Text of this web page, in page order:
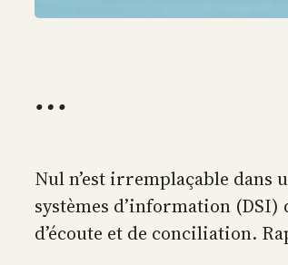
…
Nul n’est irremplaçable dans
systèmes d’information
d’écoute et de conciliation.